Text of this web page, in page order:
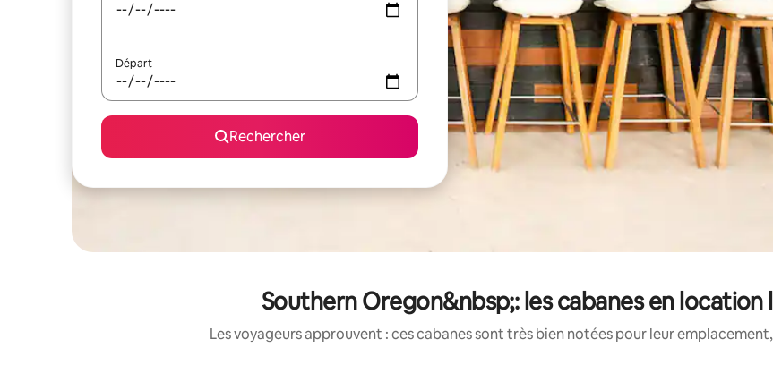
Départ
Rechercher
Southern Oregon&nbsp;: les cabanes en
Les voyageurs approuvent : ces cabanes sont très bien notées pour leur